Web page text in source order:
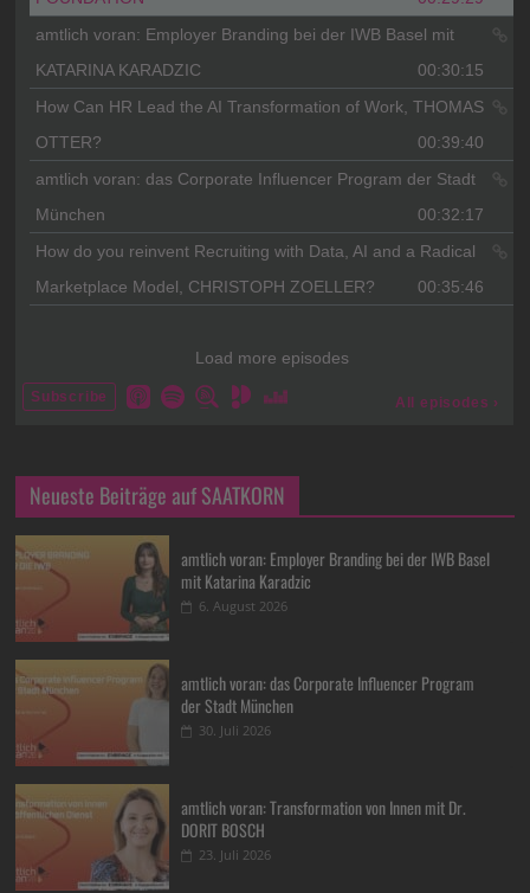
Neueste Beiträge auf SAATKORN
amtlich voran: Employer Branding bei der IWB Basel
mit Katarina Karadzic
6. August 2026
amtlich voran: das Corporate Influencer Program
der Stadt München
30. Juli 2026
amtlich voran: Transformation von Innen mit Dr.
DORIT BOSCH
23. Juli 2026